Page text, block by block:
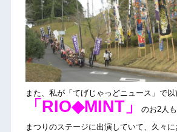
また、私が「てげじゃっどニュース」で
「RIO◆MINT」
のお2人も
まつりのステージに出演していて、久々